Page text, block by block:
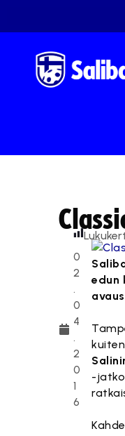
0
2
.
0
4
.
2
0
1
6
edun
-